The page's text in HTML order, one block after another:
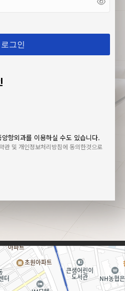
로그인
항외과를 이용하실 수도 있습니다.
관 및 개인정보처리방침에 동의한것으로